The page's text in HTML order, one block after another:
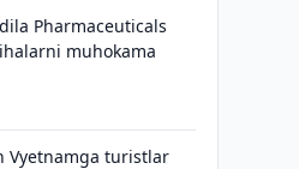
Pharmaceuticals
muhokama
Vyetnamga turistlar